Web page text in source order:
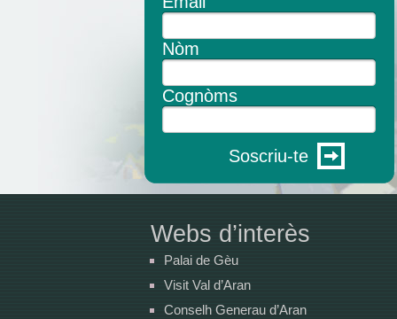
Nòm
Cognòms
Soscriu-te
Webs d’interès
Palai de Gèu
Visit Val d’Aran
Conselh Generau d’Aran